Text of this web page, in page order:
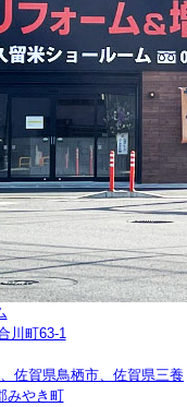
川町63-1
佐賀県鳥栖市、佐賀県三養
みやき町